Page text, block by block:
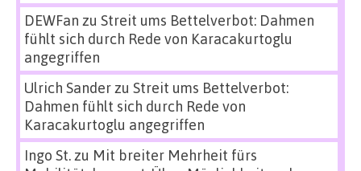
DEWFan zu Streit ums Bettelverbot: Dahmen
fühlt sich durch Rede von Karacakurtoglu
angegriffen
Ulrich Sanderzu Streit ums Bettelverbot:
Dahmen fühlt sich durch Rede von
Karacakurtoglu angegriffen
Ingo St.zu Mit breiter Mehrheit fürs